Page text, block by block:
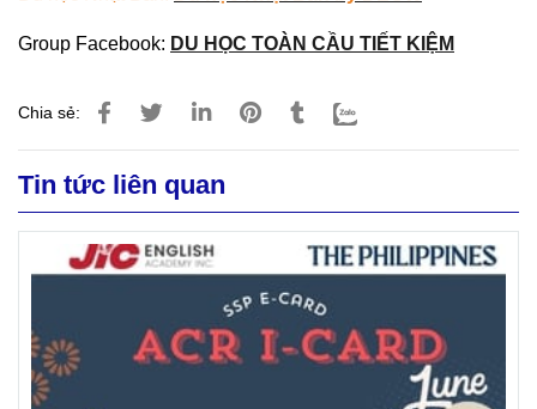
Group Facebook: DU HỌC TOÀN CẦU TIẾT KIỆM
Chia sẻ:
Tin tức liên quan